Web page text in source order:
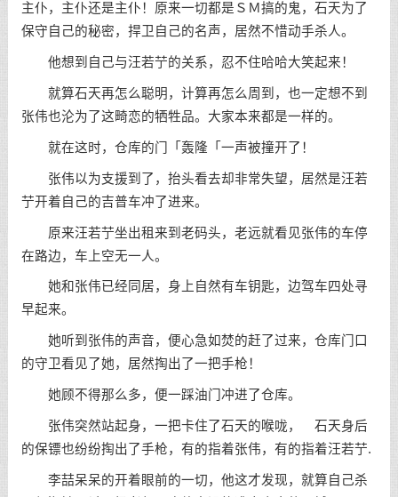
主仆，主仆还是主仆！原来一切都是ＳＭ搞的鬼，石天为了
保守自己的秘密，捍卫自己的名声，居然不惜动手杀人。
他想到自己与汪若艼的关系，忍不住哈哈大笑起来！
就算石天再怎么聪明，计算再怎么周到，也一定想不到
张伟也沦为了这畸恋的牺牲品。大家本来都是一样的。
就在这时，仓库的门「轰隆「一声被撞开了！
张伟以为支援到了，抬头看去却非常失望，居然是汪若
艼开着自己的吉普车冲了进来。
原来汪若艼坐出租来到老码头，老远就看见张伟的车停
在路边，车上空无一人。
她和张伟已经同居，身上自然有车钥匙，边驾车四处寻
早起来。
她听到张伟的声音，便心急如焚的赶了过来，仓库门口
的守卫看见了她，居然掏出了一把手枪！
她顾不得那么多，便一踩油门冲进了仓库。
张伟突然站起身，一把卡住了石天的喉咙， 石天身后
的保镖也纷纷掏出了手枪，有的指着张伟，有的指着汪若艼.
李喆呆呆的开着眼前的一切，他这才发现，就算自己杀